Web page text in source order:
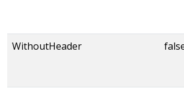
WithoutHeader